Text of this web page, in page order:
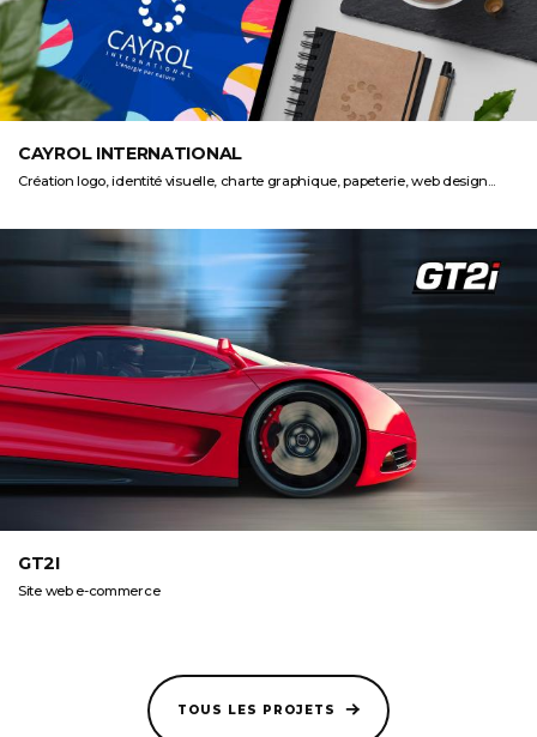
CAYROL INTERNATIONAL
Création logo, identité visuelle, charte graphique, papeterie, web design...
GT2I
Site web e-commerce
TOUS LES PROJETS